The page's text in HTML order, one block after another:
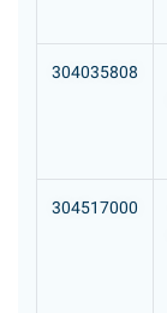
304035808
304517000